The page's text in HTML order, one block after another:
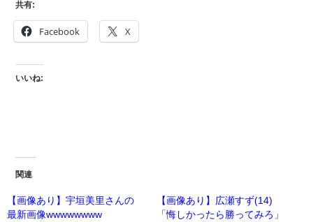
共有:
Facebook X
いいね:
関連
【画像あり】宇垣美里さんの
最新画像wwwwwwww
【画像あり】広瀬すず(14)
「悔しかったら勝ってみろ」